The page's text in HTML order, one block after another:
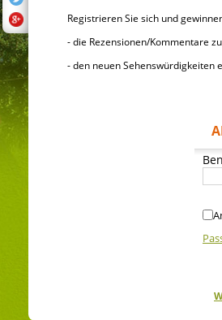
Registrieren Sie sich und gewinnen
- die Rezensionen/Kommentare zu
- den neuen